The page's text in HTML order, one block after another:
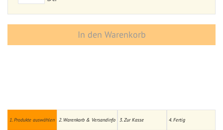
1. Produkte auswählen 2. Warenkorb & Versandinfo 3. Zur Kasse 4. Fertig
In den Warenkorb